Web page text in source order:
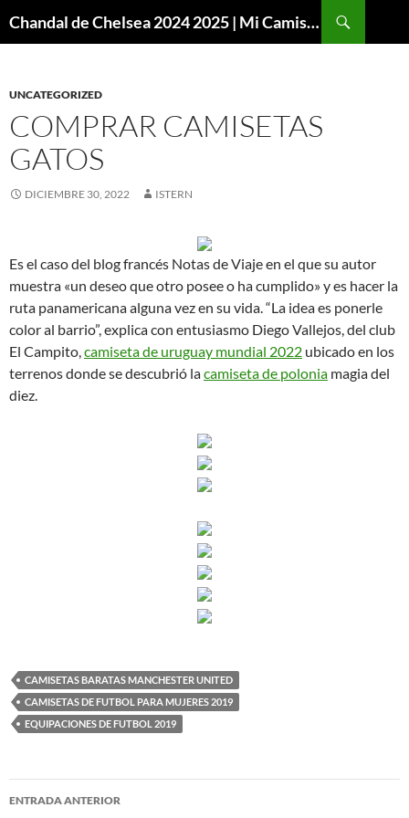
Chandal de Chelsea 2024 2025 | Mi Camiseta Futbol
UNCATEGORIZED
COMPRAR CAMISETAS
GATOS
DICIEMBRE 30, 2022 ISTERN
Es el caso del blog francés Notas de Viaje en el que su autor
muestra «un deseo que otro posee o ha cumplido» y es hacer la
ruta panamericana alguna vez en su vida. “La idea es ponerle
color al barrio”, explica con entusiasmo Diego Vallejos, del club
El Campito,camiseta de uruguay mundial 2022 ubicado en los
terrenos donde se descubrió lacamiseta de polonia magia del
diez.
CAMISETAS BARATAS MANCHESTER UNITED
CAMISETAS DE FUTBOL PARA MUJERES 2019
EQUIPACIONES DE FUTBOL 2019
Navegación
ENTRADA ANTERIOR